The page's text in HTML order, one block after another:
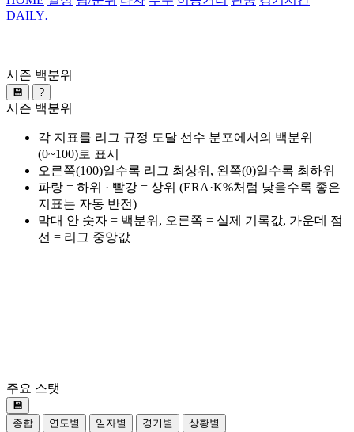
DAILY.
시즌 백분위
💾 ?
시즌 백분위
각 지표를 리그 규정 도달 선수 분포에서의 백분위
(0~100)로 표시
오른쪽(100)일수록 리그 최상위, 왼쪽(0)일수록 최하위
파랑 = 하위 · 빨강 = 상위 (ERA·K%처럼 낮을수록 좋은
지표는 자동 반전)
막대 안 숫자 = 백분위, 오른쪽 = 실제 기록값, 가운데 점
선 = 리그 중앙값
주요 스탯
💾
종합
연도별 일자별 경기별 상황별